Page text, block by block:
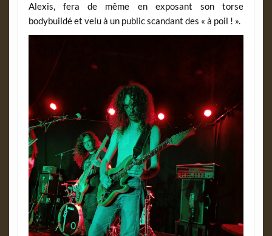
Alexis, fera de même en exposant son torse
bodybuildé et velu à un public scandant des « à poil ! ».